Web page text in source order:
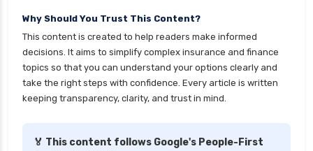
personal loan for doctors
personal loan for home renovation
personal loan for it professionals
personal loan for marriage
personal loan for pensioners
Why Should You Trust This Content?
This content is created to help readers make informed
decisions. It aims to simplify complex insurance and finance
topics so that you can understand your options clearly and
take the right steps with confidence. Every article is written
keeping transparency, clarity, and trust in mind.
🏅 This content follows Google's People-First